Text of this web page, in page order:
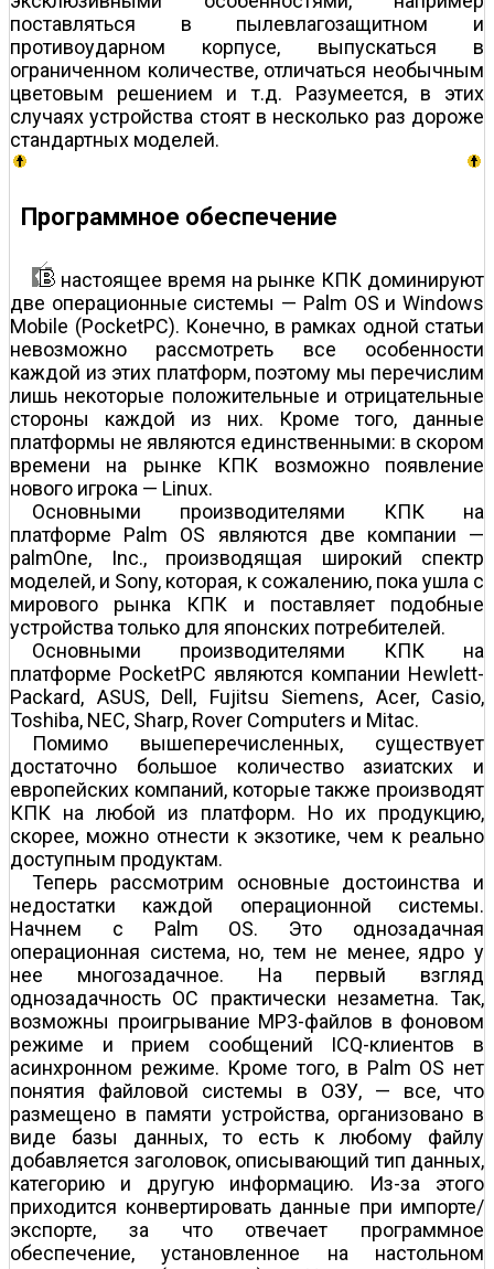
поставляться в пылевлагозащитном и
противоударном корпусе, выпускаться в
ограниченном количестве, отличаться необычным
цветовым решением и т.д. Разумеется, в этих
случаях устройства стоят в несколько раз дороже
стандартных моделей.
Программное обеспечение
настоящее время на рынке КПК доминируют
две операционные системы — Palm OS и Windows
Mobile (PocketPC). Конечно, в рамках одной статьи
невозможно рассмотреть все особенности
каждой из этих платформ, поэтому мы перечислим
лишь некоторые положительные и отрицательные
стороны каждой из них. Кроме того, данные
платформы не являются единственными: в скором
времени на рынке КПК возможно появление
нового игрока — Linux.
Основными производителями КПК на
платформе Palm OS являются две компании —
palmOne, Inc., производящая широкий спектр
моделей, и Sony, которая, к сожалению, пока ушла с
мирового рынка КПК и поставляет подобные
устройства только для японских потребителей.
Основными производителями КПК на
платформе PocketPC являются компании Hewlett-
Packard, ASUS, Dell, Fujitsu Siemens, Acer, Casio,
Toshiba, NEC, Sharp, Rover Computers и Mitac.
Помимо вышеперечисленных, существует
достаточно большое количество азиатских и
европейских компаний, которые также производят
КПК на любой из платформ. Но их продукцию,
скорее, можно отнести к экзотике, чем к реально
доступным продуктам.
Теперь рассмотрим основные достоинства и
недостатки каждой операционной системы.
Начнем с Palm OS. Это однозадачная
операционная система, но, тем не менее, ядро у
нее многозадачное. На первый взгляд
однозадачность ОС практически незаметна. Так,
возможны проигрывание MP3-файлов в фоновом
режиме и прием сообщений ICQ-клиентов в
асинхронном режиме. Кроме того, в Palm OS нет
понятия файловой системы в ОЗУ, — все, что
размещено в памяти устройства, организовано в
виде базы данных, то есть к любому файлу
добавляется заголовок, описывающий тип данных,
категорию и другую информацию. Из-за этого
приходится конвертировать данные при импорте/
экспорте, за что отвечает программное
обеспечение, установленное на настольном